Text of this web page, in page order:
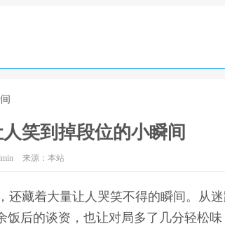
笑到掉段位的小瞬间
来源：本站
还藏着大量让人哭笑不得的瞬间。从
饭后的谈资，也让对局多了几分轻松味